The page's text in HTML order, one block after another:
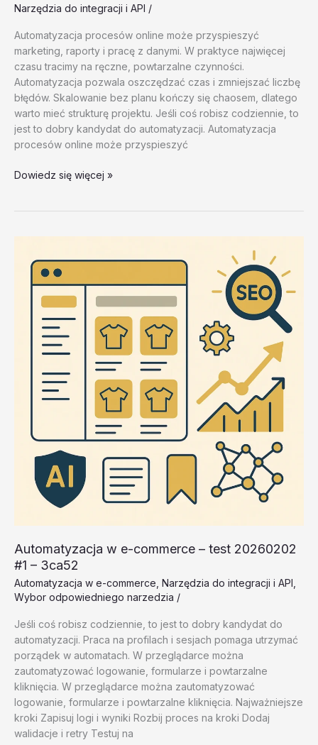
Narzędzia do integracji i API /
Automatyzacja procesów online może przyspieszyć
marketing, raporty i pracę z danymi. W praktyce najwięcej
czasu tracimy na ręczne, powtarzalne czynności.
Automatyzacja pozwala oszczędzać czas i zmniejszać liczbę
błędów. Skalowanie bez planu kończy się chaosem, dlatego
warto mieć strukturę projektu. Jeśli coś robisz codziennie, to
jest to dobry kandydat do automatyzacji. Automatyzacja
procesów online może przyspieszyć
Narzędzia
API
20260202
3HUyR
Dowiedz się więcej »
Automatyzacja w e-commerce – test 20260202
#1 – 3ca52
Automatyzacja w e-commerce Narzędzia do integracji i API
Wybor odpowiedniego narzedzia /
Jeśli coś robisz codziennie, to jest to dobry kandydat do
automatyzacji. Praca na profilach i sesjach pomaga utrzymać
porządek w automatach. W przeglądarce można
zautomatyzować logowanie, formularze i powtarzalne
kliknięcia. W przeglądarce można zautomatyzować
logowanie, formularze i powtarzalne kliknięcia. Najważniejsze
kroki Zapisuj logi i wyniki Rozbij proces na kroki Dodaj
walidacje i retry Testuj na